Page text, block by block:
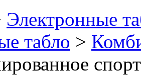
Электронные
табло >